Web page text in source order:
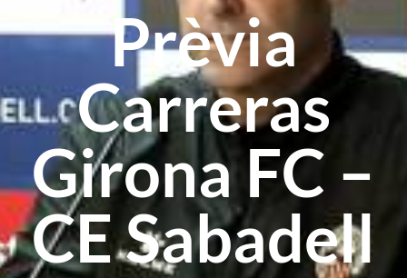
Prèvia
Carreras
Girona FC –
CE Sabadell